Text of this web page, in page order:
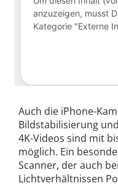
Auch die iPhone-
Bildstabilisierung
4K-Videos sind mit
möglich. Ein
Scanner, der auch
Lichtverhältnissen